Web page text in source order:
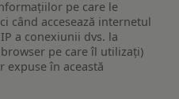
pe care le
când accesează internetul
a conexiunii dvs. la
pe care îl utilizați)
în această